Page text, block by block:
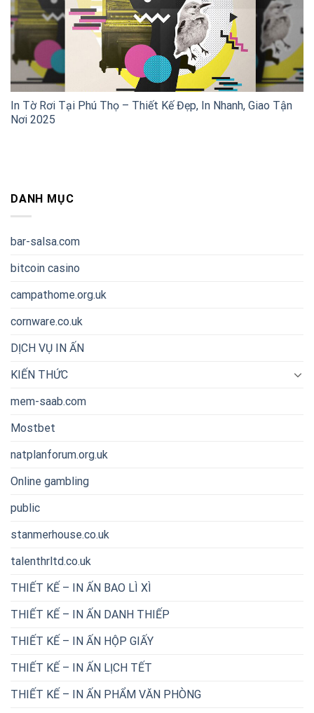
In Tờ Rơi Tại Phú Thọ – Thiết Kế Đẹp, In Nhanh, Giao Tận
Nơi 2025
DANH MỤC
bar-salsa.com
bitcoin casino
campathome.org.uk
cornware.co.uk
DỊCH VỤ IN ẤN
KIẾN THỨC
mem-saab.com
Mostbet
natplanforum.org.uk
Online gambling
public
stanmerhouse.co.uk
talenthrltd.co.uk
THIẾT KẾ – IN ẤN BAO LÌ XÌ
THIẾT KẾ – IN ẤN DANH THIẾP
THIẾT KẾ – IN ẤN HỘP GIẤY
THIẾT KẾ – IN ẤN LỊCH TẾT
THIẾT KẾ – IN ẤN PHẨM VĂN PHÒNG